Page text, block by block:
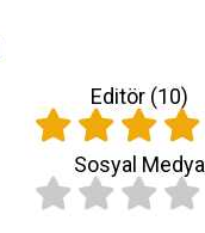
Editör (10)
Sosyal Medya